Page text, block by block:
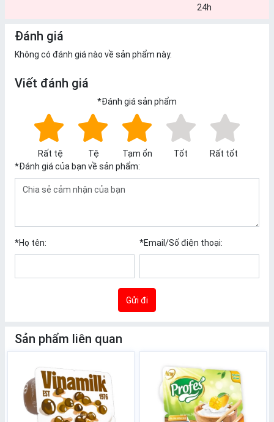
24h
Đánh giá
Không có đánh giá nào về sản phẩm này.
Viết đánh giá
*Đánh giá sản phẩm
Rất tệ Tệ Tạm ổn Tốt
Rất tốt
*Đánh giá của bạn về sản phẩm:
*Họ tên: *Email/Số điện thoại:
Gửi đi
Sản phẩm liên quan